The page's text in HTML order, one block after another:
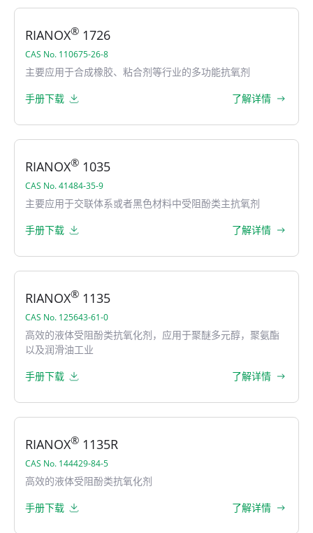
RIANOX® 1726
CAS No. 110675-26-8
主要应用于合成橡胶、粘合剂等行业的多功能抗氧剂
手册下载
了解详情
RIANOX® 1035
CAS No. 41484-35-9
主要应用于交联体系或者黑色材料中受阻酚类主抗氧剂
手册下载
了解详情
RIANOX® 1135
CAS No. 125643-61-0
高效的液体受阻酚类抗氧化剂，应用于聚醚多元醇，聚氨酯
以及润滑油工业
手册下载
了解详情
RIANOX® 1135R
CAS No. 144429-84-5
高效的液体受阻酚类抗氧化剂
手册下载
了解详情